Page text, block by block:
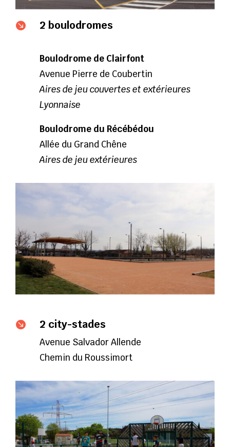
 2 boulodromes
Boulodrome de Clairfont
Avenue Pierre de Coubertin
Aires de jeu couvertes et extérieures
Lyonnaise
Boulodrome du Récébédou
Allée du Grand Chêne
Aires de jeu extérieures
 2 city-stades
Avenue Salvador Allende
Chemin du Roussimort